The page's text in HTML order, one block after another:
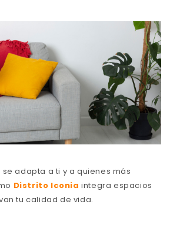
adapta a ti y a quienes más
Distrito Iconia integra espacios
tu calidad de vida.